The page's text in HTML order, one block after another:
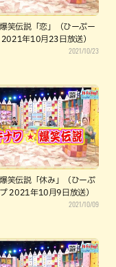
笑伝説「恋」（ひーぷー
年10月23日放送）
2021/10/23
笑伝説「休み」（ひーぷ
2021年10月9日放送）
2021/10/09